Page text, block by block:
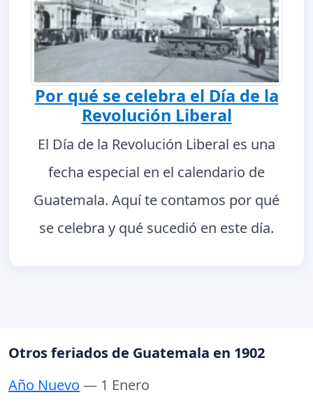
Por qué se celebra el Día de la
Revolución Liberal
El Día de la Revolución Liberal es una
fecha especial en el calendario de
Guatemala. Aquí te contamos por qué
se celebra y qué sucedió en este día.
Otros feriados de Guatemala en 1902
Año Nuevo — 1 Enero